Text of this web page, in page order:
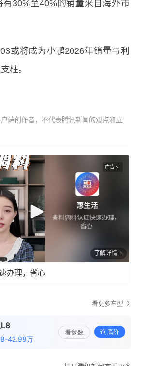
有30%至40%的销量来自海外市
或将成为小鹏2026年销量与利
柱。
端创作者，不代表腾讯新闻的观点和立
广告
了解详情
办理，省心